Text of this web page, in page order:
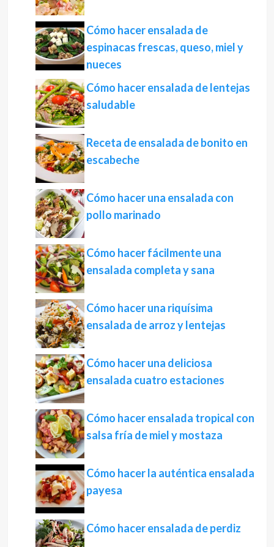
Cómo hacer ensalada de
espinacas frescas, queso, miel y
nueces
Cómo hacer ensalada de lentejas
saludable
Receta de ensalada de bonito en
escabeche
Cómo hacer una ensalada con
pollo marinado
Cómo hacer fácilmente una
ensalada completa y sana
Cómo hacer una riquísima
ensalada de arroz y lentejas
Cómo hacer una deliciosa
ensalada cuatro estaciones
Cómo hacer ensalada tropical con
salsa fría de miel y mostaza
Cómo hacer la auténtica ensalada
payesa
Cómo hacer ensalada de perdiz